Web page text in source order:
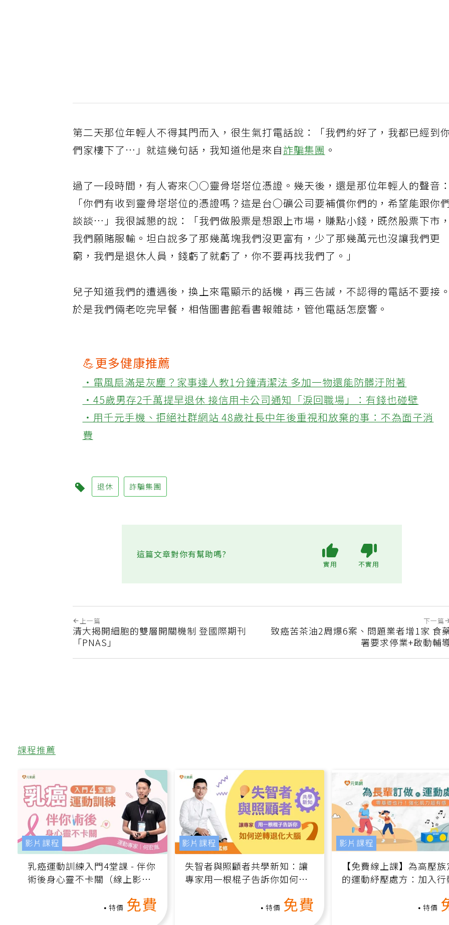
第二天那位年輕人不得其門而入，很生氣打電話說：「我們約好了，我都已經到
們家樓下了…」就這幾句話，我知道他是來自詐騙集團 。
過了一段時間，有人寄來○○靈骨塔塔位憑證。幾天後，還是那位年輕人的聲音：
「你們有收到靈骨塔塔位的憑證嗎？這是台○礦公司要補償你們的，希望能跟你
談談…」我很誠懇的說：「我們做股票是想跟上市場，賺點小錢，既然股票下市，
我們願賭服輸。坦白說多了那幾萬塊我們沒更富有，少了那幾萬元也沒讓我們更
窮，我們是退休人員，錢虧了就虧了，你不要再找我們了。」
兒子知道我們的遭遇後，換上來電顯示的話機，再三告誡，不認得的電話不要接。
於是我們倆老吃完早餐，相偕圖書館看書報雜誌，管他電話怎麼響。
💪更多健康推薦
‧電風扇滿是灰塵？家事達人教1分鐘清潔法 多加一物還能防髒汙附著
‧45歲男存2千萬提早退休 接信用卡公司通知「淚回職場」：有錢也碰壁
‧用千元手機、拒絕社群網站 48歲社長中年後重視和放棄的事：不為面子消
費
退休 詐騙集團
這篇文章對你有幫助嗎?
上一篇
清大揭開細胞的雙層開關機制 登國際期刊
「PNAS」
下一篇
致癌苦茶油2周爆6案、問題業者增1家 食
署要求停業+啟動輔
課程推薦
乳癌運動訓練入門4堂課 - 伴你
術後身心靈不卡關（線上影音
免費
影片課程
失智者與照顧者共學新知：讓
專家用一根棍子告訴你如何逆
轉退化大腦（線上影音課）
免費
影片課程
【免費線上課】為高壓族
的運動紓壓處方：加入行
增肌、互動元素，0基礎
影片課程